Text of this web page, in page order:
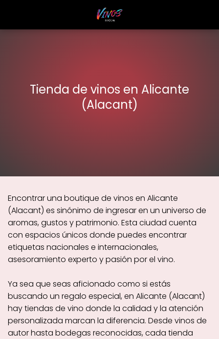
Tienda de vinos en Alicante
(Alacant)
Encontrar una boutique de vinos en Alicante
(Alacant) es sinónimo de ingresar en un universo de
aromas, gustos y patrimonio. Esta ciudad cuenta
con espacios únicos donde puedes encontrar
etiquetas nacionales e internacionales,
asesoramiento experto y pasión por el vino.
Ya sea que seas aficionado como si estás
buscando un regalo especial, en Alicante (Alacant)
hay tiendas de vino donde la calidad y la atención
personalizada marcan la diferencia. Desde vinos de
autor hasta bodegas reconocidas, cada tienda